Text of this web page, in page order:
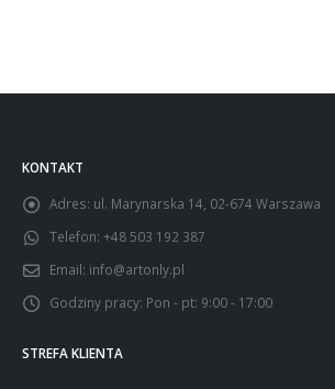
KONTAKT
Adres: ul. Marynarska 14, 02-674 Warszawa
Telefon: +48 503 192 387
Email: info@artonly.pl
Godziny pracy: Pon - pt: 9:00 - 17:00
STREFA KLIENTA